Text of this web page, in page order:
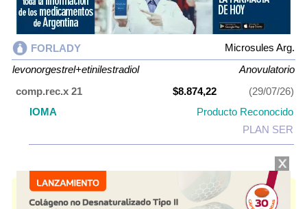
FORLADY
Microsules Arg.
levonorgestrel+etinilestradiol
Anovulatorio
comp.rec.x 21
$8.874,22
(29/07/26)
IOMA
Producto Reconocido
PLAN SER
FORLADYcontienelevonorgestrel+etinilestradioly se indica como
Anovulatorio. Es producido porMicrosules Arg.y cuenta con 1